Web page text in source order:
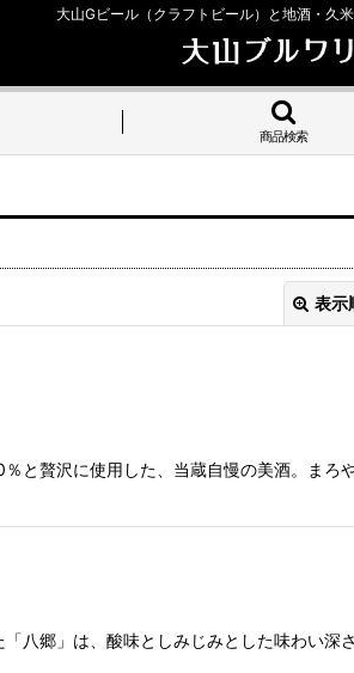
大山Gビール（クラフトビール）と地酒・久
商品検索
表示
と贅沢に使用した、当蔵自慢の美酒。ま
八郷」は、酸味としみじみとした味わい